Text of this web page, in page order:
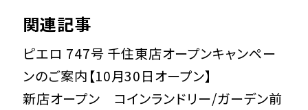
関連記事
ピエロ 747号 千住東店オープンキャンペー
ンのご案内【10月30日オープン】
新店オープン コインランドリー/ガーデン前